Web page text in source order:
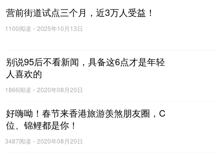
营前街道试点三个月，近3万人受益！
1100阅读 2025年10月13日
别说95后不看新闻，具备这6点才是年轻
人喜欢的
1866阅读 2020年08月20日
好嗨呦！春节来香港旅游羡煞朋友圈，C
位、锦鲤都是你！
3487阅读 2020年08月20日